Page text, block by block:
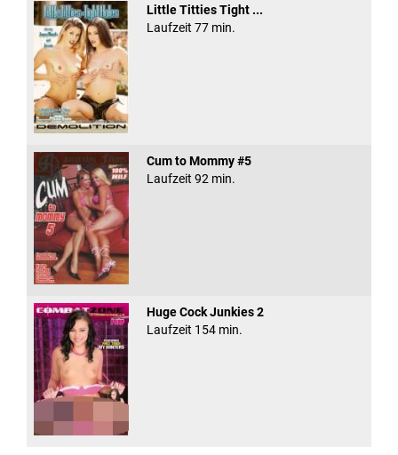
Little Titties Tight ...
Laufzeit 77 min.
Cum to Mommy #5
Laufzeit 92 min.
Huge Cock Junkies 2
Laufzeit 154 min.